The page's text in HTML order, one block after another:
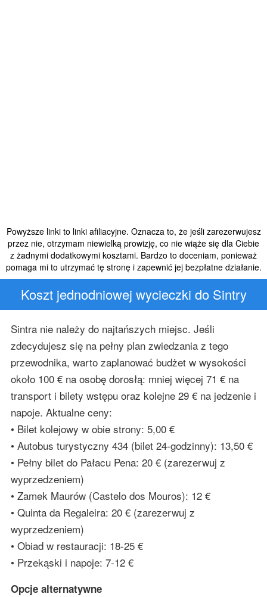
Powyższe linki to linki afiliacyjne. Oznacza to, że jeśli zarezerwujesz
przez nie, otrzymam niewielką prowizję, co nie wiąże się dla Ciebie
z żadnymi dodatkowymi kosztami. Bardzo to doceniam, ponieważ
pomaga mi to utrzymać tę stronę i zapewnić jej bezpłatne działanie.
Koszt jednodniowej wycieczki do Sintry
Sintra nie należy do najtańszych miejsc. Jeśli
zdecydujesz się na pełny plan zwiedzania z tego
przewodnika, warto zaplanować budżet w wysokości
około 100 € na osobę dorosłą: mniej więcej 71 € na
transport i bilety wstępu oraz kolejne 29 € na jedzenie i
napoje. Aktualne ceny:
• Bilet kolejowy w obie strony: 5,00 €
• Autobus turystyczny 434 (bilet 24-godzinny): 13,50 €
• Pełny bilet do Pałacu Pena: 20 € (zarezerwuj z
wyprzedzeniem)
• Zamek Maurów (Castelo dos Mouros): 12 €
• Quinta da Regaleira: 20 € (zarezerwuj z
wyprzedzeniem)
• Obiad w restauracji: 18-25 €
• Przekąski i napoje: 7-12 €
Opcje alternatywne